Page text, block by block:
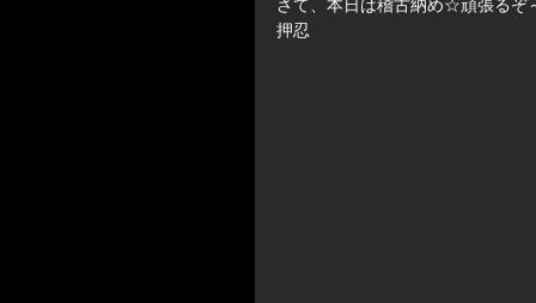
さて、本日は稽古納め☆頑張るぞ
押忍